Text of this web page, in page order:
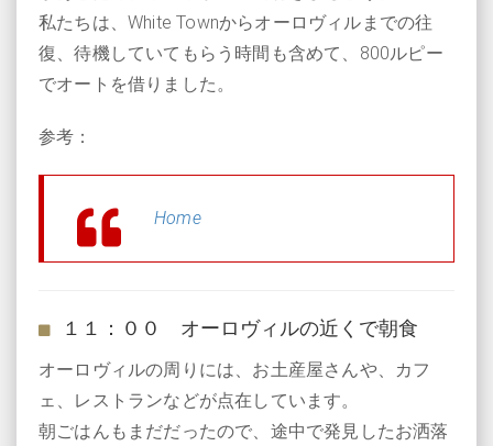
私たちは、White Townからオーロヴィルまでの往
復、待機していてもらう時間も含めて、800ルピー
でオートを借りました。
参考：
Home
１１：００ オーロヴィルの近くで朝食
オーロヴィルの周りには、お土産屋さんや、カフ
ェ、レストランなどが点在しています。
朝ごはんもまだだったので、途中で発見したお洒落